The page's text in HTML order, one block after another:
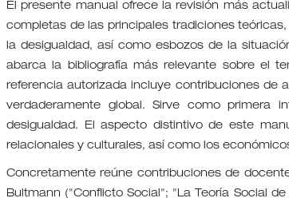
El presente manual ofrece la revisión más
completas de las principales tradiciones
la desigualdad, así como esbozos de la
abarca la bibliografía más relevante sobre el
referencia autorizada incluye contribuciones de
verdaderamente global. Sirve como
desigualdad. El aspecto distintivo de este
relacionales y culturales, así como los
Concretamente reúne contribuciones de
Bultmann ("Conflicto Social"; "La Teoría Social